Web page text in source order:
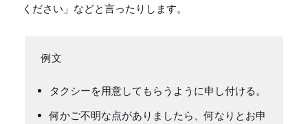
ください」などと言ったりします。
タクシーを用意してもらうように申し付ける。
何かご不明な点がありましたら、何なりとお申